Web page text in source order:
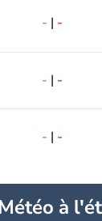
- | -
- | -
- | -
à